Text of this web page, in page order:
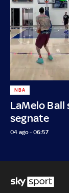
LaMelo
segnate
NBA
04 ago - 06:57